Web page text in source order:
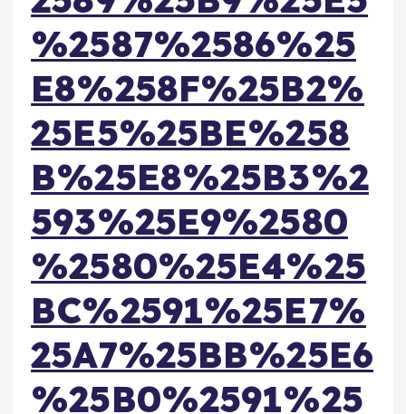
%2587%2586%25
E8%258F%25B2%
25E5%25BE%258
B%25E8%25B3%2
593%25E9%2580
%2580%25E4%25
BC%2591%25E7%
25A7%25BB%25E6
%25B0%2591%25